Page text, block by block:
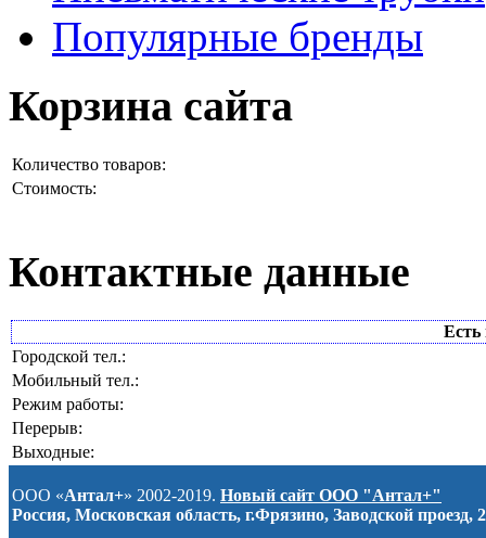
Популярные бренды
Корзина сайта
Количество товаров:
Стоимость:
Контактные данные
Есть
Городской тел.:
Мобильный тел.:
Режим работы:
Перерыв:
Выходные:
ООО «Антал+» 2002-2019. Новый сайт ООО "Антал+"
Россия, Московская область, г.Фрязино, Заводской проезд, 2